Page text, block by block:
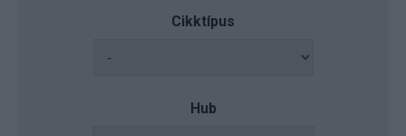
Cikktípus
Hub